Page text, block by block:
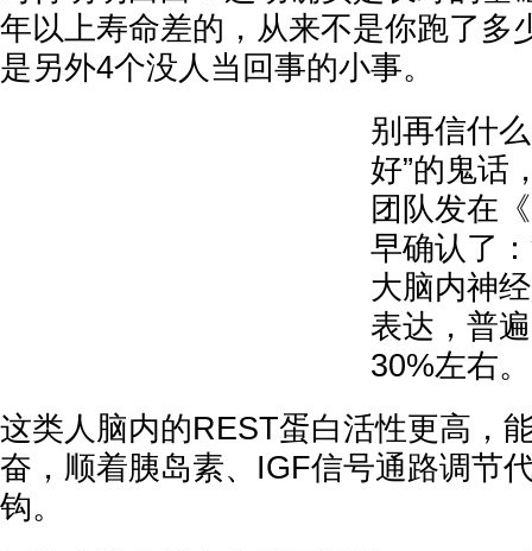
年以上寿命差的，从来不是你跑了多
是另外4个没人当回事的小事。
别再信什
好”的鬼话
团队发在
早确认了
大脑内神
表达，普
30%左右。
这类人脑内的REST蛋白活性更高，
奋，顺着胰岛素、IGF信号通路调节
钩。